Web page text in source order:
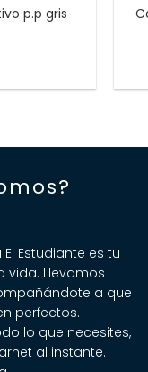
p.p gris
Estudiante es tu
vida. Llevamos
a que
perfectos.
lo que necesites,
al instante.